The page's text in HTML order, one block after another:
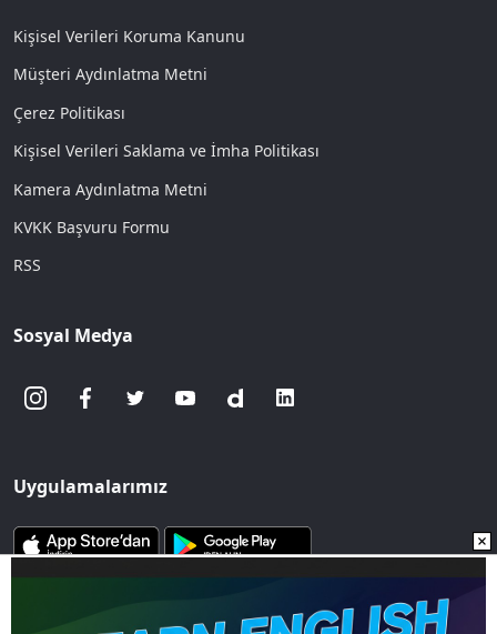
Kişisel Verileri Koruma Kanunu
Müşteri Aydınlatma Metni
Çerez Politikası
Kişisel Verileri Saklama ve İmha Politikası
Kamera Aydınlatma Metni
KVKK Başvuru Formu
RSS
Sosyal Medya
Uygulamalarımız